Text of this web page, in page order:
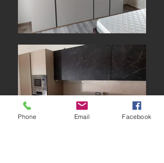
Phone Email Facebook